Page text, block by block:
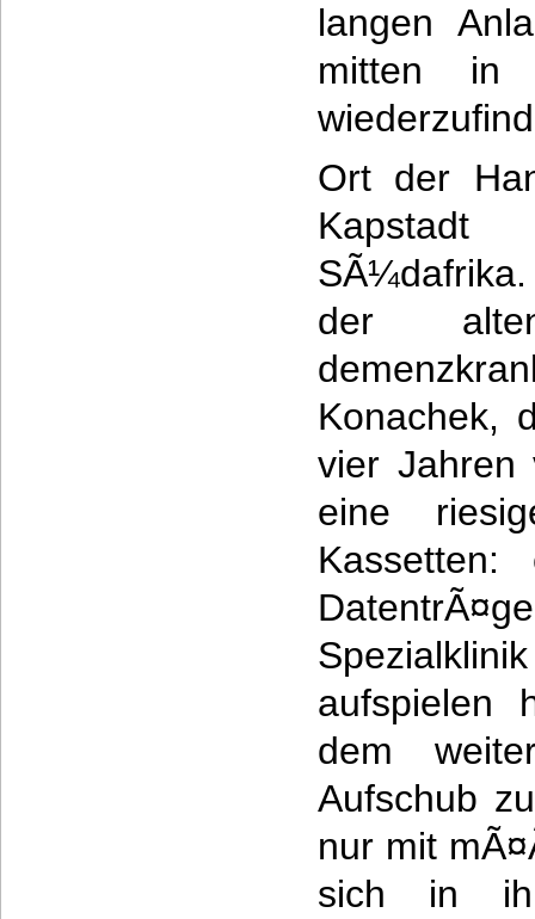
langen
mitten in
Ort der
der
Konachek,
vier Jahren
eine
aufspielen
dem
Aufschub
nur mit
sich in